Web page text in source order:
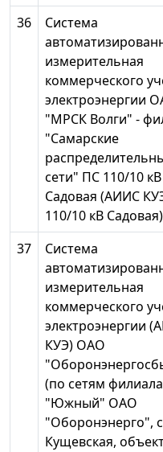
36
Система
измерительная
коммерческого
электроэнергии
"МРСК Волги" -
"Самарские
сети" ПС 110/10 кВ
Садовая (АИИС
110/10 кВ Садовая)
37
Система
измерительная
коммерческого
электроэнергии
КУЭ) ОАО
(по сетям филиала
"Южный" ОАО
"Оборонэнерго",
Кущевская,